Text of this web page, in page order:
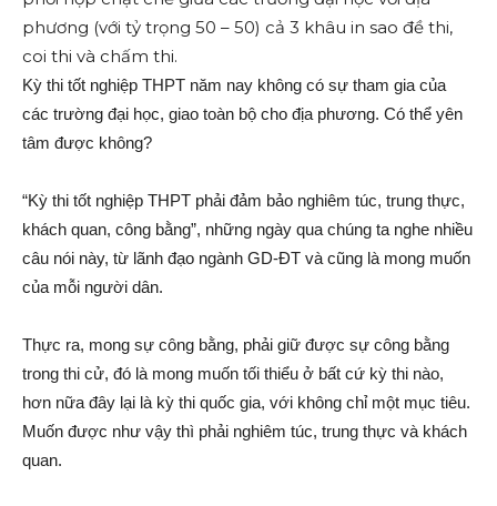
phương (với tỷ trọng 50 – 50) cả 3 khâu in sao đề thi,
coi thi và chấm thi.
Kỳ thi tốt nghiệp THPT năm nay không có sự tham gia của
các trường đại học, giao toàn bộ cho địa phương. Có thể yên
tâm được không?
“Kỳ thi tốt nghiệp THPT phải đảm bảo nghiêm túc, trung thực,
khách quan, công bằng”, những ngày qua chúng ta nghe nhiều
câu nói này, từ lãnh đạo ngành GD-ĐT và cũng là mong muốn
của mỗi người dân.
Thực ra, mong sự công bằng, phải giữ được sự công bằng
trong thi cử, đó là mong muốn tối thiểu ở bất cứ kỳ thi nào,
hơn nữa đây lại là kỳ thi quốc gia, với không chỉ một mục tiêu.
Muốn được như vậy thì phải nghiêm túc, trung thực và khách
quan.